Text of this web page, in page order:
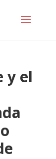
y el